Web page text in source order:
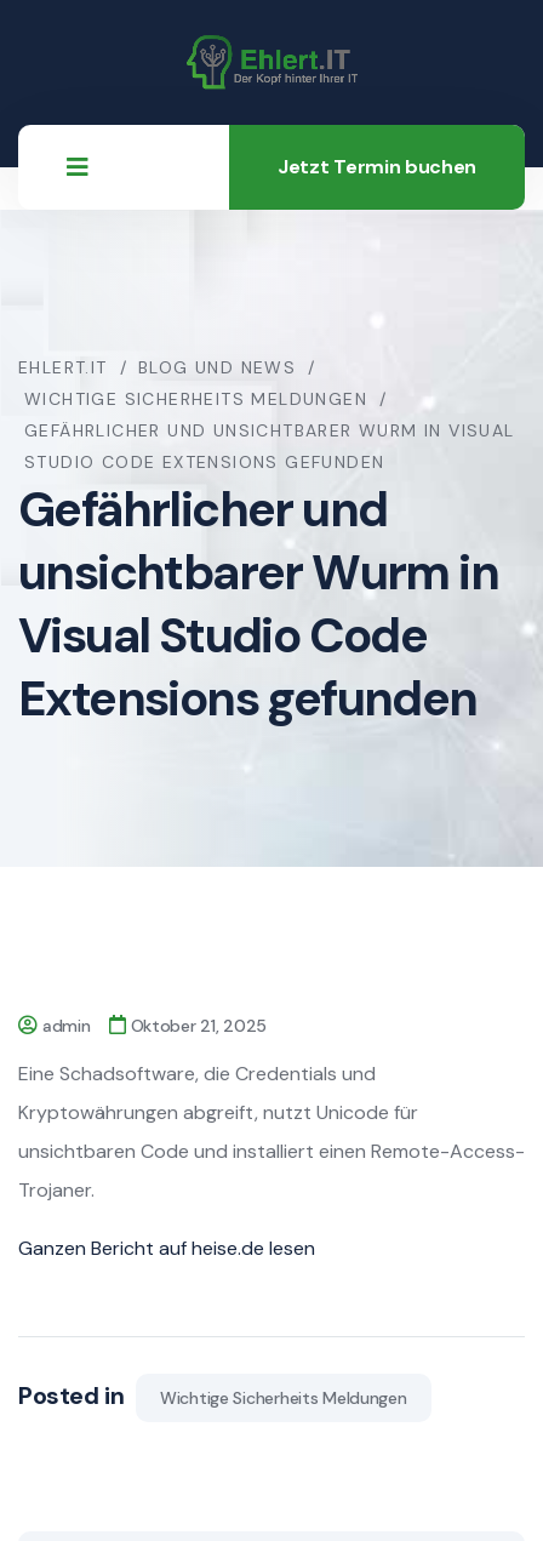
Jetzt Termin buchen
EHLERT.IT
BLOG UND NEWS
WICHTIGE SICHERHEITS MELDUNGEN
GEFÄHRLICHER UND UNSICHTBARER WURM IN VISUAL
STUDIO CODE EXTENSIONS GEFUNDEN
Gefährlicher und
unsichtbarer Wurm in
Visual Studio Code
Extensions gefunden
admin Oktober 21, 2025
Eine Schadsoftware, die Credentials und
Kryptowährungen abgreift, nutzt Unicode für
unsichtbaren Code und installiert einen Remote-Access-
Trojaner.
Ganzen Bericht auf heise.de lesen
Posted in Wichtige Sicherheits Meldungen